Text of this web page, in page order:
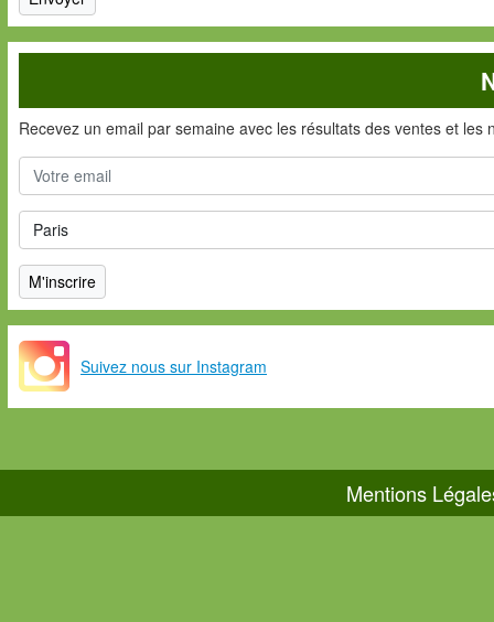
Recevez un email par semaine avec les résultats des ventes et
Suivez nous sur Instagram
Mentions